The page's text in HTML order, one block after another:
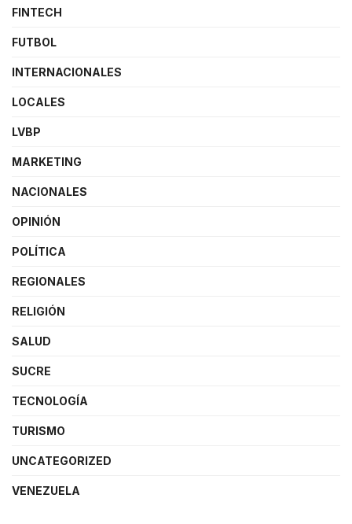
FINTECH
FUTBOL
INTERNACIONALES
LOCALES
LVBP
MARKETING
NACIONALES
OPINIÓN
POLÍTICA
REGIONALES
RELIGIÓN
SALUD
SUCRE
TECNOLOGÍA
TURISMO
UNCATEGORIZED
VENEZUELA